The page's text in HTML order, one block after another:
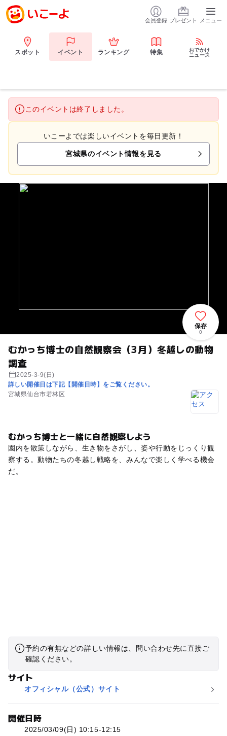
会員登録 プレゼント メニュー
スポット イベント ランキング 特集
おでかけ
ニュース
このイベントは終了しました。
いこーよでは楽しいイベントを毎日更新！
宮城県のイベント情報を見る
むかっち博士の自然観察会（3月）冬越しの動物
調査
2025-3-9(日)
詳しい開催日は下記【開催日時】をご覧ください。
宮城県仙台市若林区
保存
0
むかっち博士と一緒に自然観察しよう
園内を散策しながら、生き物をさがし、姿や行動をじっくり観
察する。動物たちの冬越し戦略を、みんなで楽しく学べる機会
だ。
予約の有無などの詳しい情報は、問い合わせ先に直接ご
確認ください。
サイト
オフィシャル（公式）サイト
開催日時
2025/03/09(日) 10:15-12:15